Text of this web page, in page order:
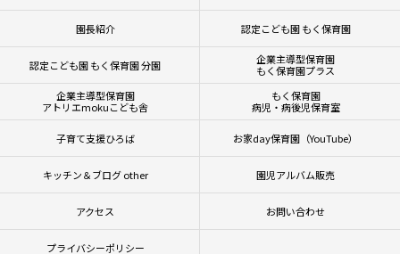
園長紹介 認定こども園 もく保育園
認定こども園 もく保育園 分園
企業主導型保育園
もく保育園プラス
企業主導型保育園
アトリエmokuこども舎
もく保育園
病児・病後児保育室
子育て支援ひろば お家day保育園（YouTube）
キッチン＆ブログ other 園児アルバム販売
アクセス お問い合わせ
プライバシーポリシー